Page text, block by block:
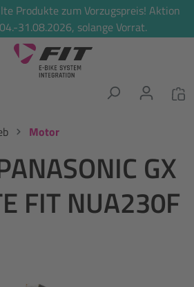
Produkte zum Vorzugspreis! Aktion
31.08.2026, solange Vorrat.
Motor
GX
FIT NUA230F